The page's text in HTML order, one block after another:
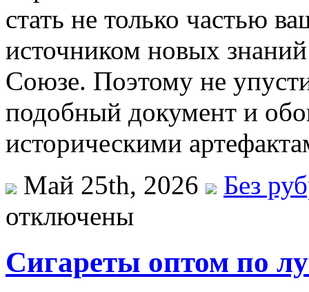
стать не только частью
источником новых
Союзе. Поэтому не
подобный документ и
историческими
Май 25th, 2026
Без
отключены
Сигареты оптом по